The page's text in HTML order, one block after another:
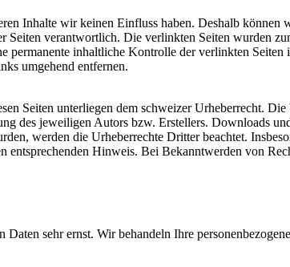
Inhalte wir keinen Einfluss haben. Deshalb
Seiten verantwortlich. Die verlinkten Seiten wurden
inhaltliche Kontrolle der verlinkten
umgehend entfernen.
Seiten unterliegen dem schweizer Urheberrecht.
des jeweiligen Autors bzw. Erstellers. Downloads
werden die Urheberrechte Dritter beachtet.
Hinweis. Bei Bekanntwerden von
sehr ernst. Wir behandeln Ihre